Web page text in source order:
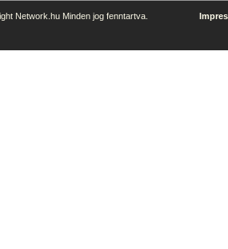
Network.hu Minden jog fenntartva.